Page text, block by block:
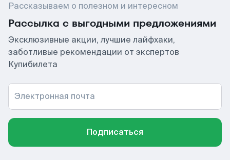
Рассказываем о полезном и интересном
Рассылка с выгодными предложениями
Эксклюзивные акции, лучшие лайфхаки,
заботливые рекомендации от экспертов
Купибилета
Электронная почта
Подписаться